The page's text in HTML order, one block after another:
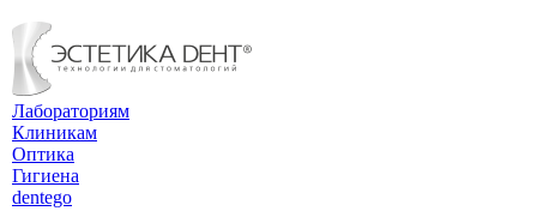
Лабораториям
Клиникам
Оптика
Гигиена
dentego